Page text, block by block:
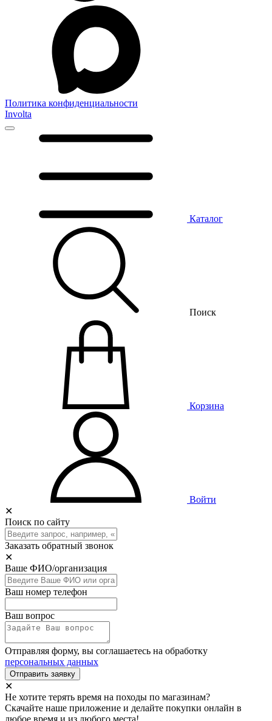
Политика конфиденциальности
Involta
Каталог
Поиск
Корзина
Войти
✕
Поиск по сайту
Заказать обратный звонок
✕
Ваше ФИО/организация
Ваш номер телефон
Ваш вопрос
Отправляя форму, вы соглашаетесь на обработку
персональных данных
Отправить заявку
✕
Не хотите терять время на походы по магазинам?
Скачайте наше приложение и делайте покупки онлайн в
любое время и из любого места!